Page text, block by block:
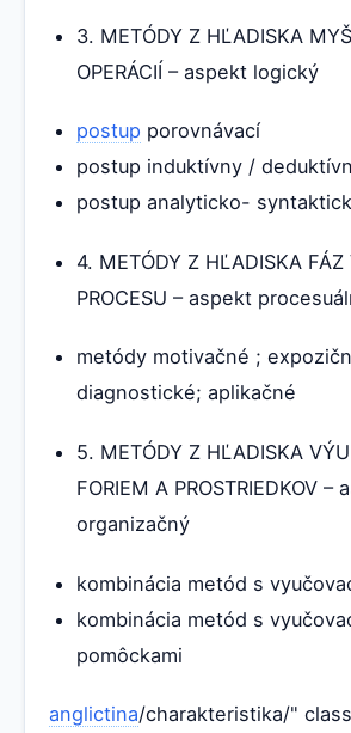
3. METÓDY Z HĽADISKA
OPERÁCIÍ – aspekt logický
postup porovnávací
postup induktívny /
postup analyticko-
4. METÓDY Z HĽADISKA FÁZ
PROCESU – aspekt
metódy motivačné ;
diagnostické; aplikačné
5. METÓDY Z HĽADISKA
FORIEM A PROSTRIEDKOV –
organizačný
kombinácia metód s
kombinácia metód s
pomôckami
anglictina/charakteristika/"